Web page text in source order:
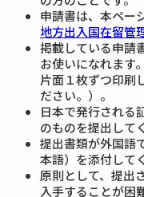
申請書は、本ペー
地方出入国在留管
掲載している申請
お使いになれます。
片面１枚ずつ印刷
ださい。）。
日本で発行される
のものを提出して
提出書類が外国語
本語）を添付して
原則として、提出
入手することが困